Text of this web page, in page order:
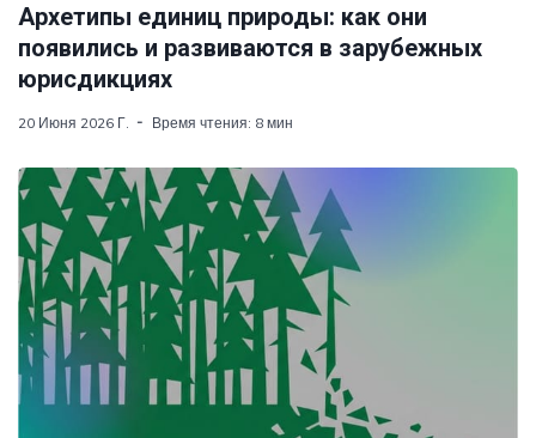
Архетипы единиц природы: как они
появились и развиваются в зарубежных
юрисдикциях
20 Июня 2026 Г. Время чтения: 8 мин